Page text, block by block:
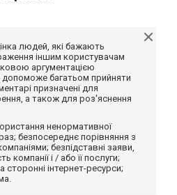
людей, які бажають
іншим користувачам
аргументацією
допоможе багатьом прийняти
призначені для
а також для роз'яснення
ненормативної
безпосереднє порівняння з
безпідставні заяви,
компанії і / або її послуги;
інтернет-ресурси;